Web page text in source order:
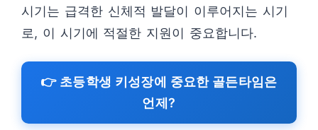
시기는 급격한 신체적 발달이 이루어지는 시기
로, 이 시기에 적절한 지원이 중요합니다.
👉 초등학생 키성장에 중요한 골든타임은
언제?